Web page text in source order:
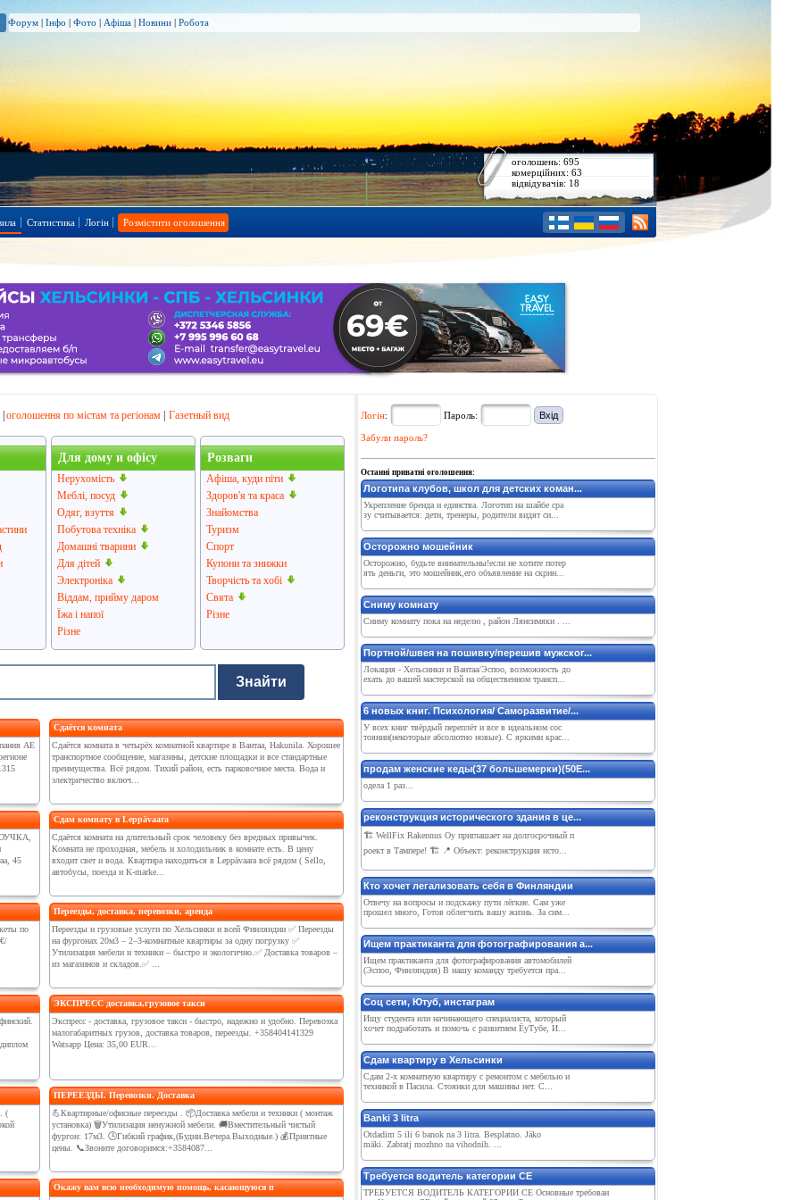
Форум | Інфо | Фото | Афіша | Новини | Робота
оголошень: 695
комерційних: 63
відвідувачів: 18
Статистика Логін Розмістити оголошення
оголошення по містам та регіонам Газетный вид
Для дому и офісу
Нерухомість
Меблі, посуд
Одяг, взуття
Побутова техніка
Домашні тварини
Для дітей
Электроніка
Віддам, прийму даром
Їжа і напої
Різне
Розваги
Афіша, куди піти
Здоров'я та краса
Знайомства
Туризм
Спорт
Купони та знижки
Творчість та хобі
Свята
Різне
Знайти
AE
45
по
(
Сдаётся комната
Сдаётся комната в четырёх комнатной квартире в Вантаа, Hakunila. Хорошее
транспортное сообщение, магазины, детские площадки и все стандартные
преимущества. Всё рядом. Тихий район, есть парковочное места. Вода и
электричество включ...
Сдам комнату в Leppävaara
Сдаётся комната на длительный срок человеку без вредных привычек.
Комната не проходная, мебель и холодильник в комнате есть. В цену
входит свет и вода. Квартира находиться в Leppävaara всё рядом ( Sello,
автобусы, поезда и K-marke...
Переезды, доставка, перевозки, аренда
Переезды и грузовые услуги по Хельсинки и всей Финляндии ✅ Переезды
на фургонах 20м3 – 2–3-комнатные квартиры за одну погрузку ✅
Утилизация мебели и техники – быстро и экологично.✅ Доставка товаров –
из магазинов и складов.✅ ...
ЭКСПРЕСС доставка,грузовое такси
Экспресс - доставка, грузовое такси - быстро, надежно и удобно. Перевозка
малогабаритных грузов, доставка товаров, переезды. +358404141329
Watsapp Цена: 35,00 EUR...
ПЕРЕЕЗДЫ. Перевозки. Доставка
💪Квартирные/офисные переезды . 📦Доставка мебели и техники ( монтаж
установка) 🗑️Утилизация ненужной мебели. 🚚Вместительный чистый
фургон: 17м3. 🕒Гибкий график,(Будни.Вечера.Выходные.) 💰Приятные
цены. 📞Звоните договоримся:+3584087...
Окажу вам всю необходимую помощь, касающуюся п
Логін: Пароль:
Забули пароль?
Останні приватні оголошення:
Логотипа клубов, школ для детских коман...
Укрепление бренда и единства. Логотип на шайбе сра
зу считывается: дети, тренеры, родители видят си...
Осторожно мошейник
Осторожно, будьте внимательны!если не хотите потер
ять деньги, это мошейник,его объявление на скрин...
Сниму комнату
Сниму комнату пока на неделю , район Лянсимяки . ...
Портной/швея на пошивку/перешив мужског...
Локация - Хельсинки и Вантаа/Эспоо, возможность до
ехать до вашей мастерской на общественном трансп...
6 новых книг. Психология/ Саморазвитие/...
У всех книг твёрдый переплёт и все в идеальном сос
тоянии(некоторые абсолютно новые). С яркими крас...
продам женские кеды(37 большемерки)(50E...
одела 1 раз...
реконструкция исторического здания в це...
🏗 WellFix Rakennus Oy приглашает на долгосрочный п
роект в Тампере! 🏗 📍 Объект: реконструкция исто...
Кто хочет легализовать себя в Финляндии
Отвечу на вопросы и подскажу пути лёгкие. Сам уже
прошел много, Готов облегчить вашу жизнь. За сим...
Ищем практиканта для фотографирования а...
Ищем практиканта для фотографирования автомобилей
(Эспоо, Финляндия) В нашу команду требуется пра...
Соц сети, Ютуб, инстаграм
Ищу студента или начинающего специалиста, который
хочет подработать и помочь с развитием ЁуТубe, И...
Сдам квартиру в Хельсинки
Сдам 2-х комнатную квартиру с ремонтом с мебелью и
техникой в Пасила. Стоянки для машины нет. С...
Banki 3 litra
Otdadim 5 ili 6 banok na 3 litra. Besplatno. Jäko
mäki. Zabratj mozhno na vihodnih. ...
Требуется водитель категории СЕ
ТРЕБУЕТСЯ ВОДИТЕЛЬ КАТЕГОРИИ СЕ Основные требован